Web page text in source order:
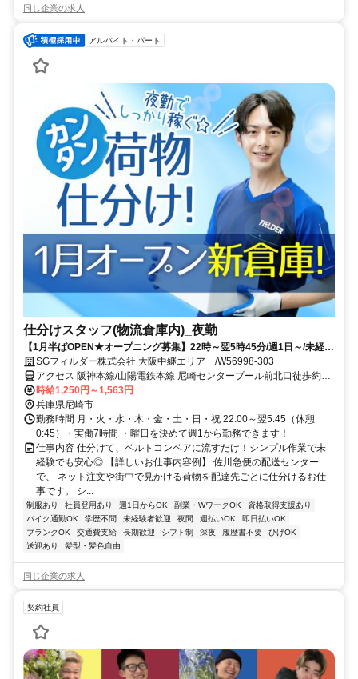
同じ企業の求人
アルバイト・パート
仕分けスタッフ(物流倉庫内)_夜勤
【1月半ばOPEN★オープニング募集】22時～翌5時45分/週1日～/未経験
OK/新設倉庫/髪色自由
SGフィルダー株式会社 大阪中継エリア /W56998-303
アクセス 阪神本線/山陽電鉄本線 尼崎センタープール前北口徒歩約9
分、阪神本線/阪神なんば線 出屋敷東出口(南)徒歩約13分、阪神武庫
川線 武庫川東口2徒歩約22分 阪神尼崎センタープール前駅から徒歩7
分
時給1,250円～1,563円
兵庫県尼崎市
勤務時間 月・火・水・木・金・土・日・祝 22:00～翌5:45（休憩
0:45）・実働7時間 ・曜日を決めて週1から勤務できます！
仕事内容 仕分けて、ベルトコンベアに流すだけ！シンプル作業で未
経験でも安心◎ 【詳しいお仕事内容例】 佐川急便の配送センター
で、 ネット注文や街中で見かける荷物を配達先ごとに仕分けるお仕
事です。 シ...
制服あり 社員登用あり 週1日からOK 副業・WワークOK
資格取得支援あり
バイク通勤OK
学歴不問 未経験者歓迎 夜間 週払いOK
即日払いOK
ブランクOK
交通費支給 長期歓迎 シフト制 深夜 履歴書不要
ひげOK
送迎あり
髪型・髪色自由
同じ企業の求人
契約社員